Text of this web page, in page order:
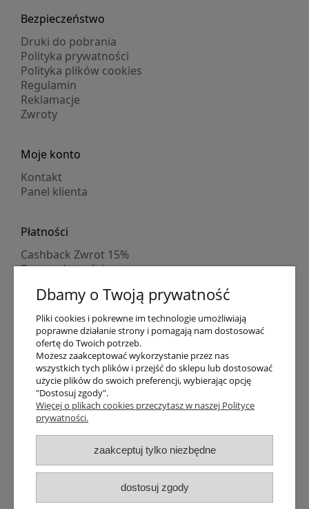
Bezpieczeństwo
Druki do pobrania
Polityka prywatności
Polityka plików cookies
Regulamin
Reklamacje
Zwroty
Moje konto
Kontakt
Panel klienta
Płatności
Cashback Zwrot 15%
Formy płatności
Numer konta
PayPo kupujesz, nie płacisz
Progi rabatowe
Promocje
Dostawa
Czas wysyłki
Dostawa
Śledzenie przesyłki GLS
Śledzenie przesyłki DPD
Shipping abroad
Zarejestruj się /Zaloguj się
Dbamy o Twoją prywatność
Pliki cookies i pokrewne im technologie umożliwiają
poprawne działanie strony i pomagają nam dostosować
ofertę do Twoich potrzeb.
Możesz zaakceptować wykorzystanie przez nas
wszystkich tych plików i przejść do sklepu lub dostosować
użycie plików do swoich preferencji, wybierając opcję
"Dostosuj zgody".
Więcej o plikach cookies przeczytasz w naszej Polityce
prywatności.
zaakceptuj tylko niezbędne
dostosuj zgody